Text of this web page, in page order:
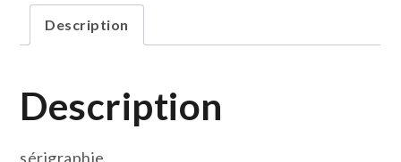
(shooting
stars)
Description
Description
sérigraphie